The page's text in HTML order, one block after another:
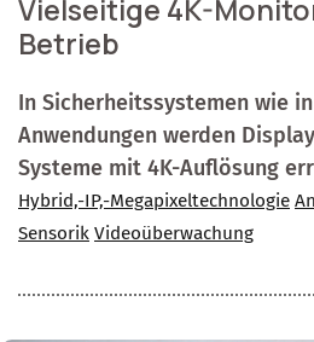
Vielseitige 4K-
Betrieb
In Sicherheitssystemen wie
Anwendungen werden
Systeme mit 4K-Auflösung
Hybrid,-IP,-Megapixeltechnologie
Sensorik Videoüberwachung